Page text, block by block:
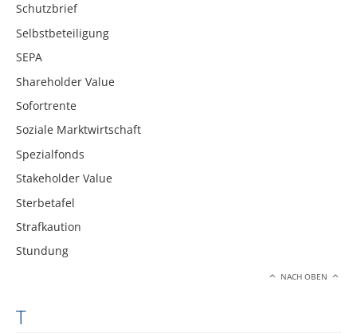
Schutzbrief
Selbstbeteiligung
SEPA
Shareholder Value
Sofortrente
Soziale Marktwirtschaft
Spezialfonds
Stakeholder Value
Sterbetafel
Strafkaution
Stundung
NACH OBEN
T